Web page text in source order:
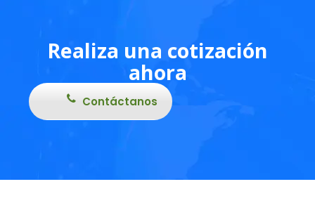
Realiza una cotización
ahora
Contáctanos